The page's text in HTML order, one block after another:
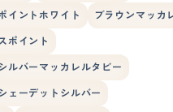
イントホワイト ブラウンマッカ
ポイント
ルバーマッカレルタビー
ェーデットシルバー